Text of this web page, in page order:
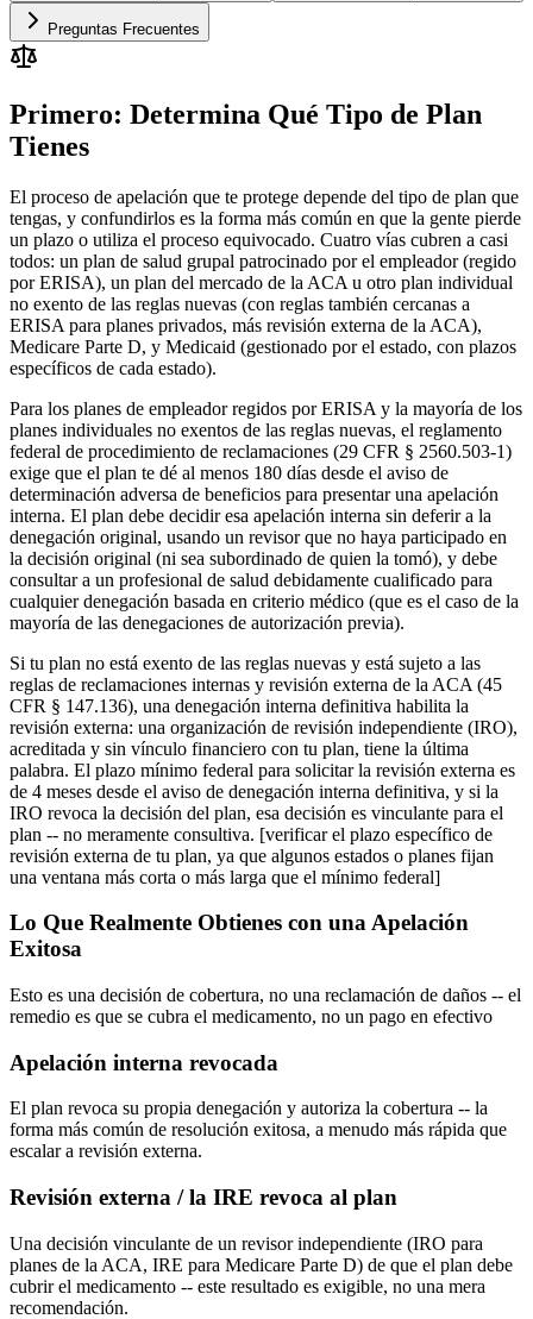
Preguntas Frecuentes
Primero: Determina Qué Tipo de Plan
Tienes
El proceso de apelación que te protege depende del tipo de plan que
tengas, y confundirlos es la forma más común en que la gente pierde
un plazo o utiliza el proceso equivocado. Cuatro vías cubren a casi
todos: un plan de salud grupal patrocinado por el empleador (regido
por ERISA), un plan del mercado de la ACA u otro plan individual
no exento de las reglas nuevas (con reglas también cercanas a
ERISA para planes privados, más revisión externa de la ACA),
Medicare Parte D, y Medicaid (gestionado por el estado, con plazos
específicos de cada estado).
Para los planes de empleador regidos por ERISA y la mayoría de los
planes individuales no exentos de las reglas nuevas, el reglamento
federal de procedimiento de reclamaciones (29 CFR § 2560.503-1)
exige que el plan te dé al menos 180 días desde el aviso de
determinación adversa de beneficios para presentar una apelación
interna. El plan debe decidir esa apelación interna sin deferir a la
denegación original, usando un revisor que no haya participado en
la decisión original (ni sea subordinado de quien la tomó), y debe
consultar a un profesional de salud debidamente cualificado para
cualquier denegación basada en criterio médico (que es el caso de la
mayoría de las denegaciones de autorización previa).
Si tu plan no está exento de las reglas nuevas y está sujeto a las
reglas de reclamaciones internas y revisión externa de la ACA (45
CFR § 147.136), una denegación interna definitiva habilita la
revisión externa: una organización de revisión independiente (IRO),
acreditada y sin vínculo financiero con tu plan, tiene la última
palabra. El plazo mínimo federal para solicitar la revisión externa es
de 4 meses desde el aviso de denegación interna definitiva, y si la
IRO revoca la decisión del plan, esa decisión es vinculante para el
plan -- no meramente consultiva. [verificar el plazo específico de
revisión externa de tu plan, ya que algunos estados o planes fijan
una ventana más corta o más larga que el mínimo federal]
Lo Que Realmente Obtienes con una Apelación
Exitosa
Esto es una decisión de cobertura, no una reclamación de daños -- el
remedio es que se cubra el medicamento, no un pago en efectivo
Apelación interna revocada
El plan revoca su propia denegación y autoriza la cobertura -- la
forma más común de resolución exitosa, a menudo más rápida que
escalar a revisión externa.
Revisión externa / la IRE revoca al plan
Una decisión vinculante de un revisor independiente (IRO para
planes de la ACA, IRE para Medicare Parte D) de que el plan debe
cubrir el medicamento -- este resultado es exigible, no una mera
recomendación.